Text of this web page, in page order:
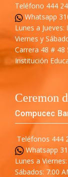
Teléfono 444
Whatsapp
Lunes a
Viernes y
Carrera 48 # 48
Institución
Ceremon
Compucec
Teléfonos 444
Whatsapp
Lunes a
Sábados: 7:00